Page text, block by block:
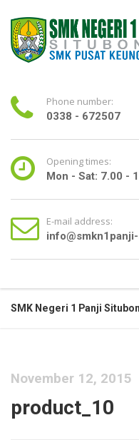
Phone number:
0338 - 672507
Opening times:
Mon - Sat: 7.00 -
E-mail address:
SMK Negeri 1 Panji
November 12, 2015
product_10